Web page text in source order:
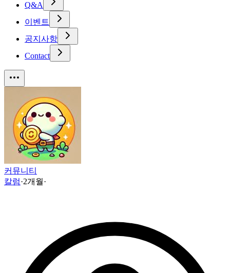
Q&A
이벤트
공지사항
Contact
커뮤니티
칼럼·2개월·